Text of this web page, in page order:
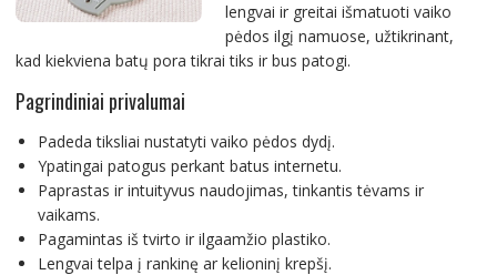
lengvai ir greitai išmatuoti vaiko
pėdos ilgį namuose, užtikrinant,
kad kiekviena batų pora tikrai tiks ir bus patogi.
Pagrindiniai privalumai
Padeda tiksliai nustatyti vaiko pėdos dydį.
Ypatingai patogus perkant batus internetu.
Paprastas ir intuityvus naudojimas, tinkantis tėvams ir
vaikams.
Pagamintas iš tvirto ir ilgaamžio plastiko.
Lengvai telpa į rankinę ar kelioninį krepšį.